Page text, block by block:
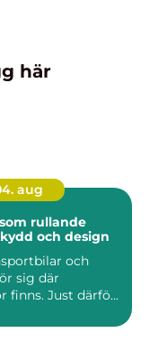
här
aug
rullande
och design
och
sig där
finns. Just därfö...